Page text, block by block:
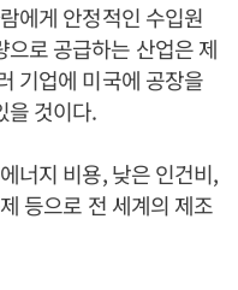
에게 안정적인 수입원
로 공급하는 산업은 제
기업에 미국에 공장을
을 것이다.
너지 비용, 낮은 인건비,
등으로 전 세계의 제조